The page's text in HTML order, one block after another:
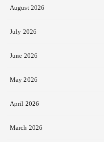
August 2026
July 2026
June 2026
May 2026
April 2026
March 2026